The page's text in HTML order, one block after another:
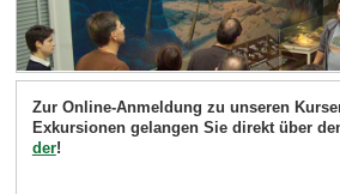
Zur Online-Anmeldung zu unseren
Exkursionen gelangen Sie direkt über
der!